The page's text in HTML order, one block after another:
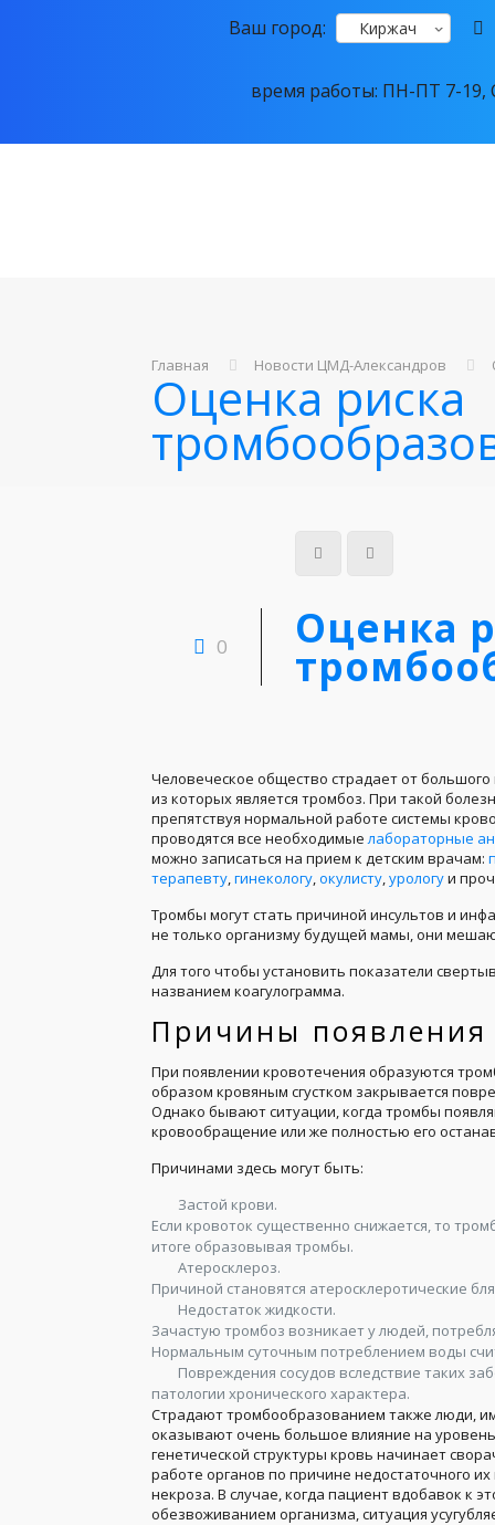
Ваш город: Киржач
время работы: ПН-ПТ 7-19,
Главная Новости ЦМД-Александров
Оценка риска
0 Оценка
Человеческое общество страдает от
из которых является тромбоз. При такой
препятствуя нормальной работе системы
проводятся все необходимыелабораторные
можно записаться на прием к детским врачам:
терапевту,гинекологу,окулисту,урологуи
Тромбы могут стать причиной инсультов и
не только организму будущей мамы, они
Для того чтобы установить показатели
названием коагулограмма.
Причины появления
При появлении кровотечения образуются
образом кровяным сгустком закрывается
Однако бывают ситуации, когда тромбы
кровообращение или же полностью его
Причинами здесь могут быть:
Застой крови.
Если кровоток существенно снижается, то
итоге образовывая тромбы.
Атеросклероз.
Причиной становятся атеросклеротические
Недостаток жидкости.
Зачастую тромбоз возникает у людей,
Нормальным суточным потреблением воды
Повреждения сосудов вследствие таких
патологии хронического характера.
Страдают тромбообразованием также люди,
оказывают очень большое влияние на
генетической структуры кровь начинает
работе органов по причине недостаточного
некроза. В случае, когда пациент вдобавок к
обезвоживанием организма, ситуация